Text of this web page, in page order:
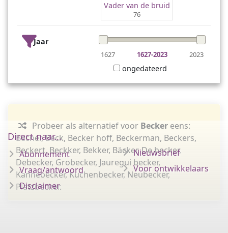
Vader van de bruid
76
Jaar
1627 2023
1627-2023
ongedateerd
Probeer als alternatief voor Beckereens:
Becher, Beck, Becker hoff, Beckerman, Beckers,
Beckert, Beckker, Bekker, Bäcker, De becker,
Debecker, Grobecker, Jauregui becker,
Kannebecker, Kuchenbecker, Neubecker,
Platzbecker.
Direct naar...
Abonnement
Vraag/antwoord
Disclaimer
Nieuwsbrief
Voor ontwikkelaars